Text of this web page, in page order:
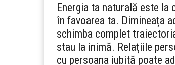
Energia ta naturală este la
în favoarea ta. Dimineața
schimba complet
stau la inimă. Relațiile
cu persoana iubită poate